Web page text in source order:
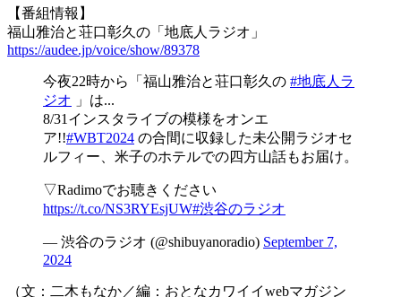
【番組情報】
福山雅治と荘口彰久の「地底人ラジオ」
https://audee.jp/voice/show/89378
今夜22時から「福山雅治と荘口彰久の #地底人ラ
ジオ 」は...
8/31インスタライブの模様をオンエ
ア!!#WBT2024 の合間に収録した未公開ラジオセ
ルフィー、米子のホテルでの四方山話もお届け。
▽Radimoでお聴きください
https://t.co/NS3RYEsjUW#渋谷のラジオ
— 渋谷のラジオ (@shibuyanoradio) September 7,
2024
（文：二木もなか／編：おとなカワイイwebマガジン